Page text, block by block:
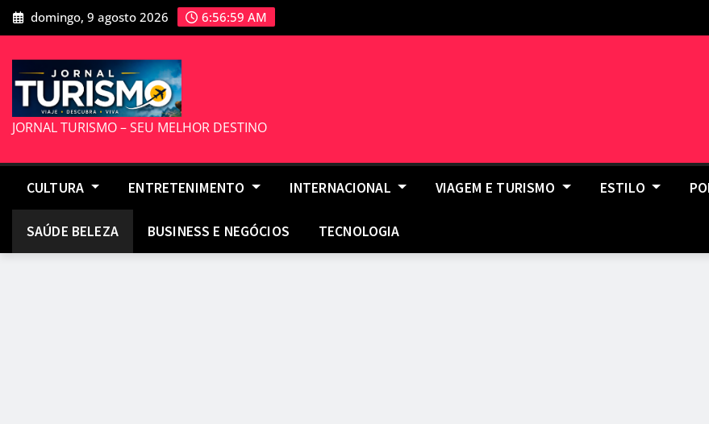
Skip
to
domingo, 9 agosto 2026 6:57:00 AM
JORNAL TURISMO – SEU MELHOR DESTINO
CULTURA ENTRETENIMENTO INTERNACIONAL VIAGEM E TURISMO ESTILO
SAÚDE BELEZA BUSINESS E NEGÓCIOS TECNOLOGIA